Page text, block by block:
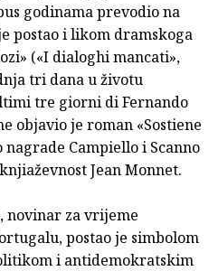
godinama prevodio na
postao i likom dramskoga
(«I dialoghi mancati»,
tri dana u životu
tre giorni di Fernando
objavio je roman «Sostiene
Campiello i Scanno
Jean Monnet.
novinar za vrijeme
postao je simbolom
i antidemokratskim